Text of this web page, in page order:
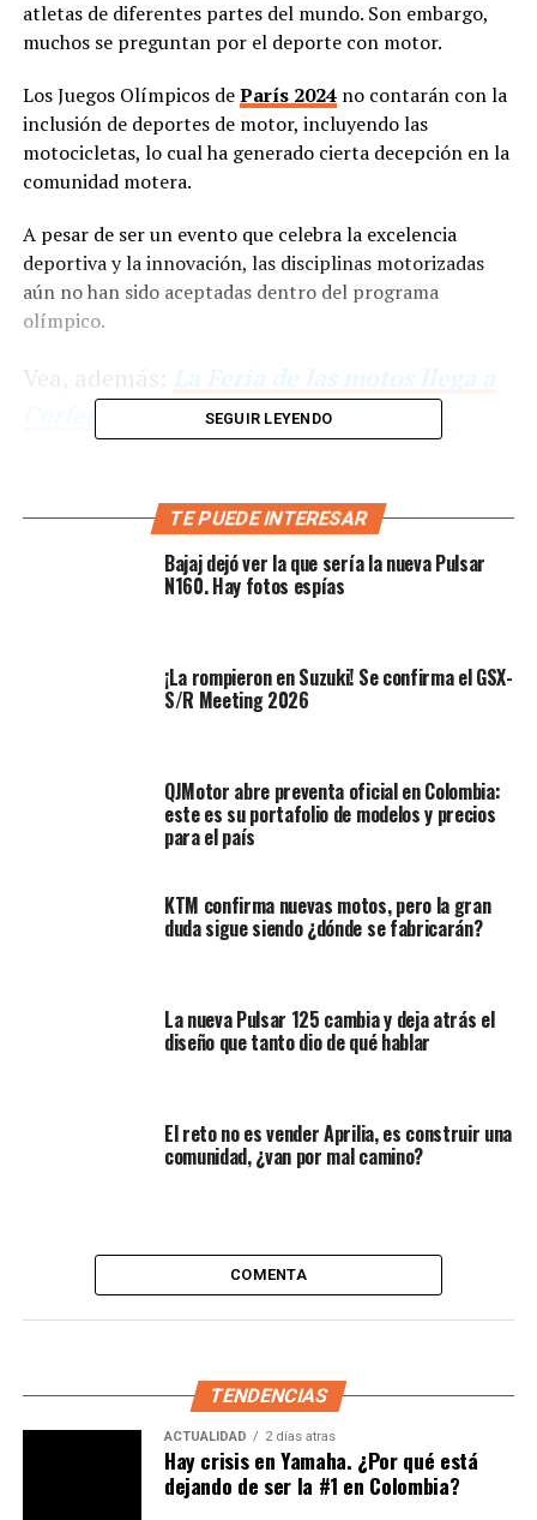
atletas de diferentes partes del mundo. Son embargo,
muchos se preguntan por el deporte con motor.
Los Juegos Olímpicos deParís 2024no contarán con la
inclusión de deportes de motor, incluyendo las
motocicletas, lo cual ha generado cierta decepción en la
comunidad motera.
A pesar de ser un evento que celebra la excelencia
deportiva y la innovación, las disciplinas motorizadas
aún no han sido aceptadas dentro del programa
olímpico.
Corferias | PubliMotos trae sorpresas
En lugar de esto, París 2024 incluirá nuevos deportes
como el breaking y el skateboarding, además de
La ausencia de motos en los Juegos Olímpicos refleja
Pese a los avances tecnológicos y la popularidad de los
que requieren únicamente el esfuerzo humano.
SEGUIR LEYENDO
TE PUEDE INTERESAR
Bajaj dejó ver la que sería la nueva Pulsar
N160. Hay fotos espías
¡La rompieron en Suzuki! Se confirma el GSX-
S/R Meeting 2026
QJMotor abre preventa oficial en Colombia:
este es su portafolio de modelos y precios
para el país
KTM confirma nuevas motos, pero la gran
duda sigue siendo ¿dónde se fabricarán?
La nueva Pulsar 125 cambia y deja atrás el
diseño que tanto dio de qué hablar
El reto no es vender Aprilia, es construir una
comunidad, ¿van por mal camino?
COMENTA
TENDENCIAS
ACTUALIDAD 2 días atras
Hay crisis en Yamaha. ¿Por qué está
dejando de ser la #1 en Colombia?